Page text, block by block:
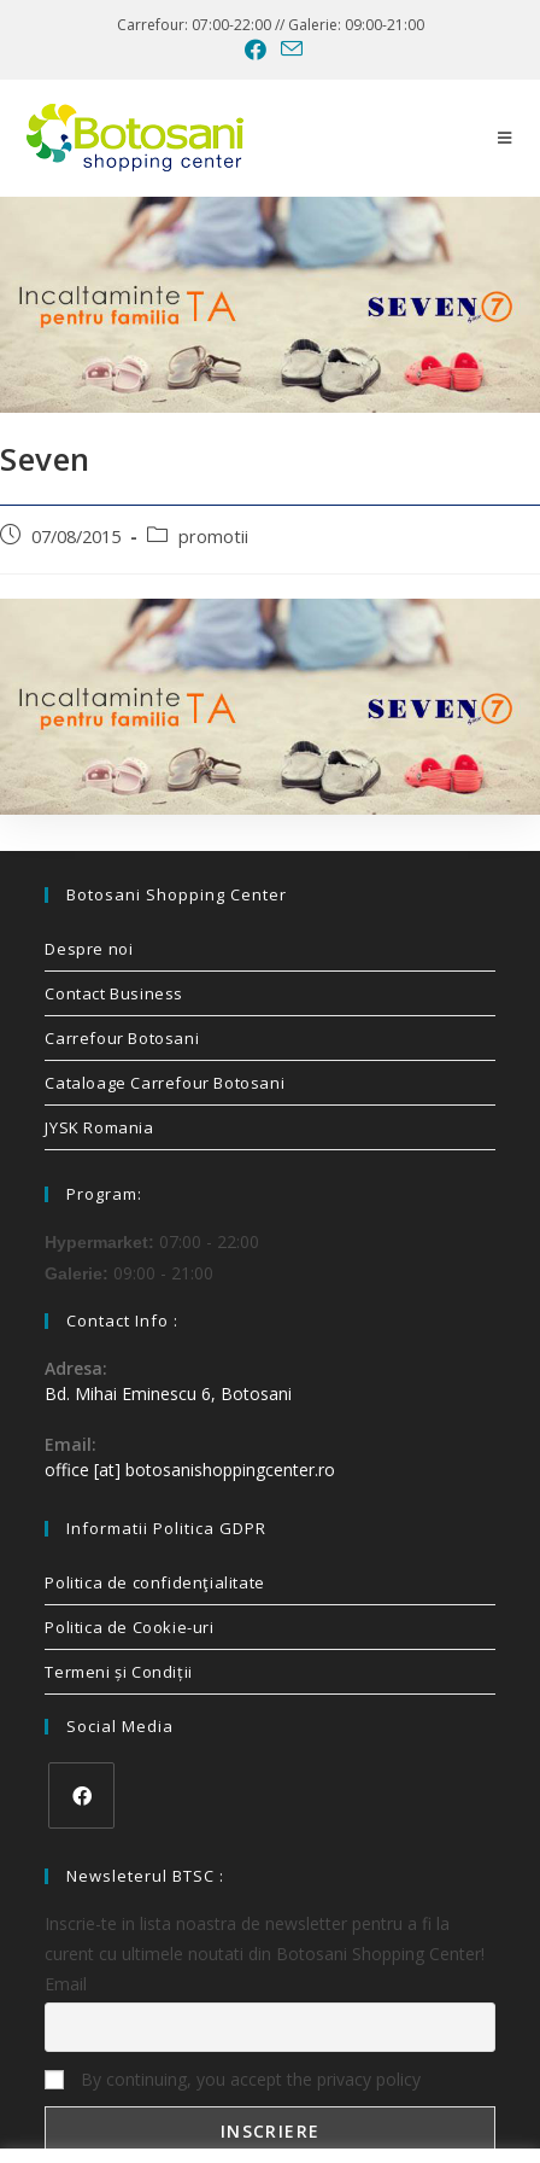
Carrefour: 07:00-22:00 // Galerie: 09:00-21:00
Seven
07/08/2015 promotii
Botosani Shopping Center
Despre noi
Contact Business
Carrefour Botosani
Cataloage Carrefour Botosani
JYSK Romania
Program:
Hypermarket: 07:00 - 22:00
Galerie: 09:00 - 21:00
Contact Info :
Adresa:
Bd. Mihai Eminescu 6, Botosani
Email:
office [at] botosanishoppingcenter.ro
Informatii Politica GDPR
Politica de confidenţialitate
Politica de Cookie-uri
Termeni și Condiții
Social Media
Newsleterul BTSC :
Inscrie-te in lista noastra de newsletter pentru a fi la
curent cu ultimele noutati din Botosani Shopping Center!
Email
By continuing, you accept the privacy policy